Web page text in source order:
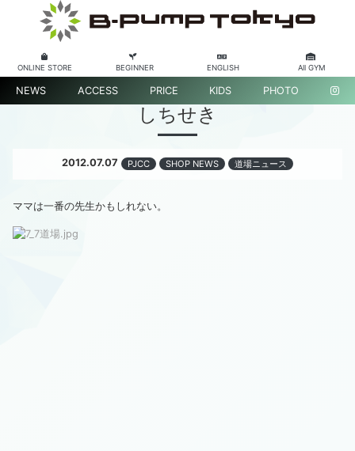
ONLINE STORE BEGINNER ENGLISH All GYM
NEWS ACCESS PRICE KIDS PHOTO
しちせき
2012.07.07 PJCC SHOP NEWS 道場ニュース
ママは一番の先生かもしれない。